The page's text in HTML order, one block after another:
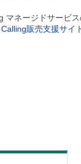
マネージドサービ
販売支援サイ